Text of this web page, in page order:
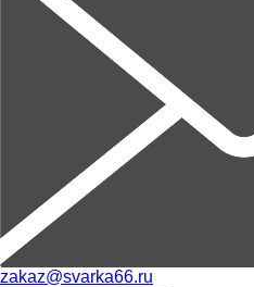
zakaz@svarka66.ru